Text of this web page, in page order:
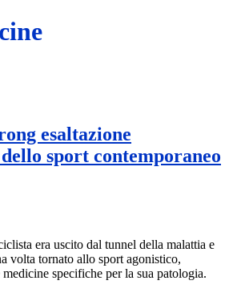
esaltazione
sport contemporaneo
era uscito dal tunnel della malattia e
volta tornato allo sport agonistico,
specifiche per la sua patologia.